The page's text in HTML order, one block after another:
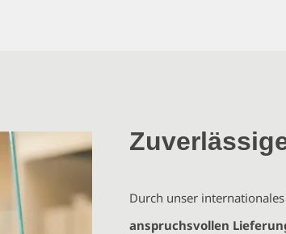
Durch unser
anspruchsvollen